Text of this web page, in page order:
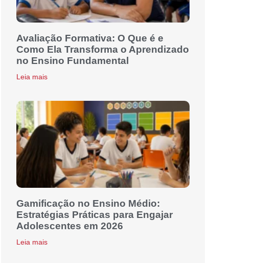
Avaliação Formativa: O Que é e
Como Ela Transforma o Aprendizado
no Ensino Fundamental
Leia mais
Gamificação no Ensino Médio:
Estratégias Práticas para Engajar
Adolescentes em 2026
Leia mais